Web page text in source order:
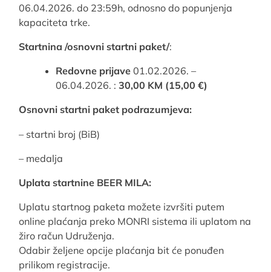
06.04.2026. do 23:59h, odnosno do popunjenja
kapaciteta trke.
Startnina /osnovni startni paket/:
Redovne prijave01.02.2026. –
06.04.2026. :30,00 KM (15,00 €)
Osnovni startni paket podrazumjeva:
– startni broj (BiB)
– medalja
Uplata startnine BEER MILA:
Uplatu startnog paketa možete izvršiti putem
online plaćanja preko MONRI sistema ili uplatom na
žiro račun Udruženja.
Odabir željene opcije plaćanja bit će ponuđen
prilikom registracije.